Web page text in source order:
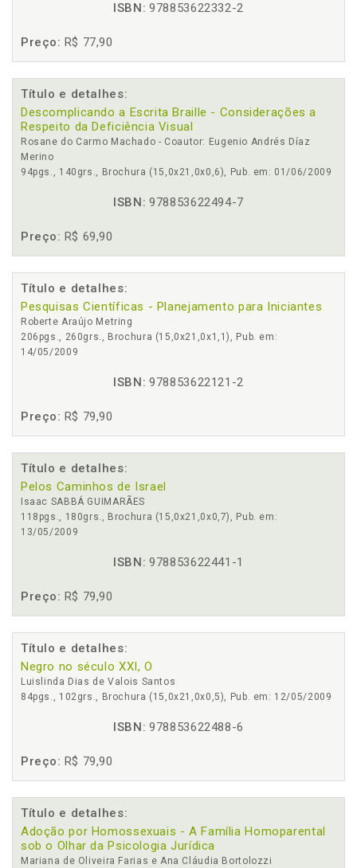
ISBN: 978853622332-2
Preço: R$ 77,90
Título e detalhes:
Descomplicando a Escrita Braille - Considerações a
Respeito da Deficiência Visual
Rosane do Carmo Machado - Coautor: Eugenio Andrés Díaz
Merino
94pgs., 140grs., Brochura (15,0x21,0x0,6), Pub. em: 01/06/2009
ISBN: 978853622494-7
Preço: R$ 69,90
Título e detalhes:
Pesquisas Científicas - Planejamento para Iniciantes
Roberte Araújo Metring
206pgs., 260grs., Brochura (15,0x21,0x1,1), Pub. em:
14/05/2009
ISBN: 978853622121-2
Preço: R$ 79,90
Título e detalhes:
Pelos Caminhos de Israel
Isaac SABBÁ GUIMARÃES
118pgs., 180grs., Brochura (15,0x21,0x0,7), Pub. em:
13/05/2009
ISBN: 978853622441-1
Preço: R$ 79,90
Título e detalhes:
Negro no século XXI, O
Luislinda Dias de Valois Santos
84pgs., 102grs., Brochura (15,0x21,0x0,5), Pub. em: 12/05/2009
ISBN: 978853622488-6
Preço: R$ 79,90
Título e detalhes:
Adoção por Homossexuais - A Família Homoparental
sob o Olhar da Psicologia Jurídica
Mariana de Oliveira Farias e Ana Cláudia Bortolozzi